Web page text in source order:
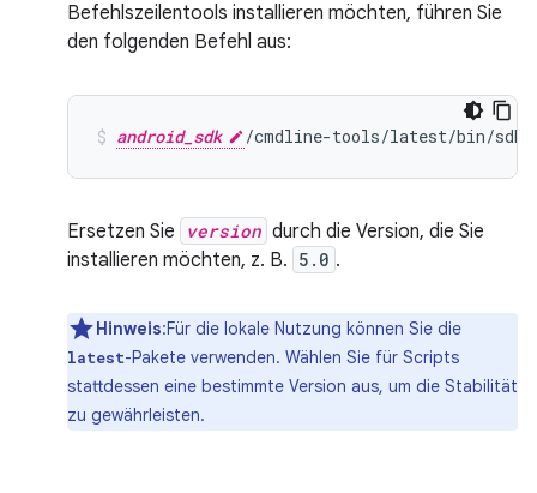
Befehlszeilentools installieren möchten, führen Sie
den folgenden Befehl aus:
android_sdk /cmdline-tools/latest/bin/
Ersetzen Sie version durch die Version, die Sie
installieren möchten, z. B. 5.0 .
Hinweis:Für die lokale Nutzung können Sie die
latest-Pakete verwenden. Wählen Sie für Scripts
stattdessen eine bestimmte Version aus, um die Stabilität
zu gewährleisten.